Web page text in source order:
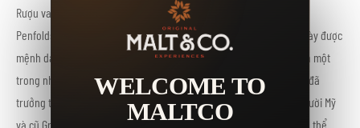
Rượu vang Bin 389 là biểu hiện tinh túy của phong cách rượu vang
Penfolds đỏ. Được sản xuất lần đầu tiên vào năm 1960. Chai rượu này được
mệnh danh là ‘Người nghèo Man’s Grange’. Hoặc ‘Baby Grange’ và là một
trong những loại rượu vang đỏ tuyệt vời của Úc.Rượu vang Bin 389 đã
trưởng thành trong một sự kết hợp của những điểu mới của một người Mỹ
và cũ Grange và Bin 707 ủ trong 18 tháng. Những năm ngon nhất có thể
WELCOME TO
MALTCO